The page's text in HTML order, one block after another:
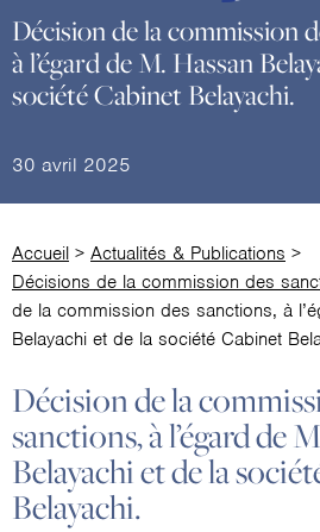
Décision de la commission
à l’égard de M. Hassan
société Cabinet Belayachi.
30 avril 2025
Accueil > Actualités & Publications >
Décisions de la commission des
de la commission des sanctions, à
Belayachi et de la société Cabinet
Décision de la
sanctions, à l’égard de
Belayachi et de la
Belayachi.